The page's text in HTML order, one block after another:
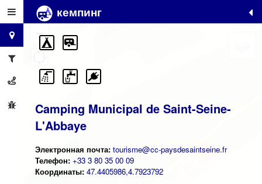
кемпинг
Camping Municipal de Saint-Seine-
L'Abbaye
Электронная почта: tourisme@cc-paysdesaintseine.fr
Телефон: +33 3 80 35 00 09
Координаты: 47.4405986,4.7923792
+
−